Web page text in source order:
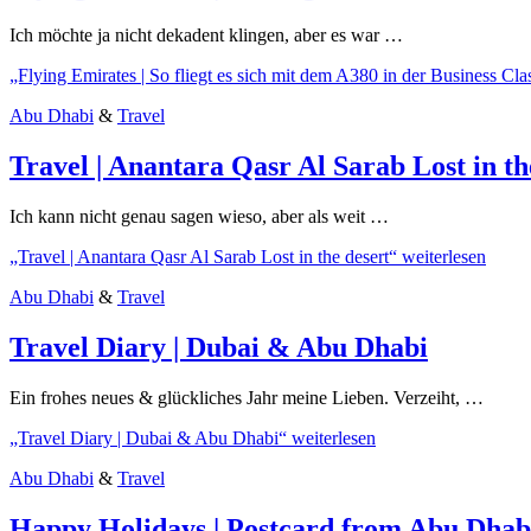
Ich möchte ja nicht dekadent klingen, aber es war …
„Flying Emirates | So fliegt es sich mit dem A380 in der Business
Abu Dhabi & Travel
Travel | Anantara Qasr Al Sarab Lost in
Ich kann nicht genau sagen wieso, aber als weit …
„Travel | Anantara Qasr Al Sarab Lost in the desert“ weiterlesen
Abu Dhabi & Travel
Travel Diary | Dubai & Abu Dhabi
Ein frohes neues & glückliches Jahr meine Lieben. Verzeiht, …
„Travel Diary | Dubai & Abu Dhabi“ weiterlesen
Abu Dhabi & Travel